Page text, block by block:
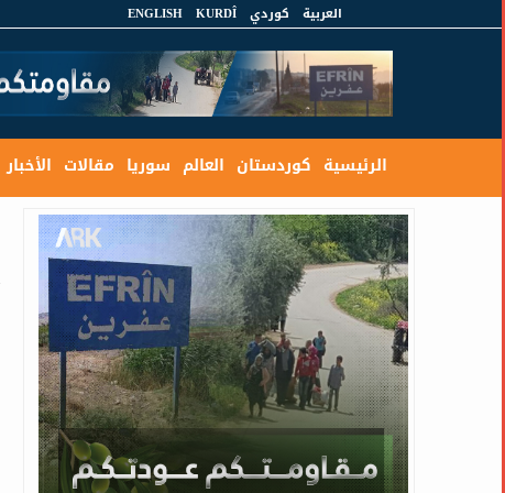
العربية كوردي KURDÎ
ENGLISH
الرئيسية كوردستان العالم سوريا مقالات الأخبار